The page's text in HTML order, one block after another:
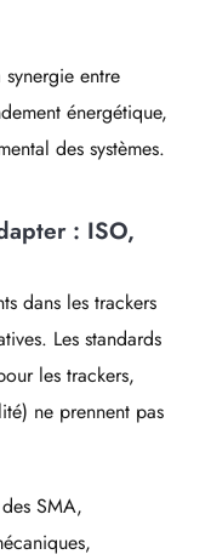
entre
énergétique,
des systèmes.
: ISO,
dans les trackers
Les standards
les trackers,
ne prennent pas
SMA,